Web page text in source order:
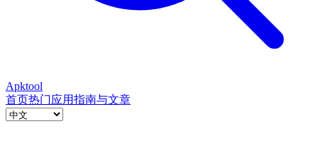
Apktool
首页热门应用指南与文章